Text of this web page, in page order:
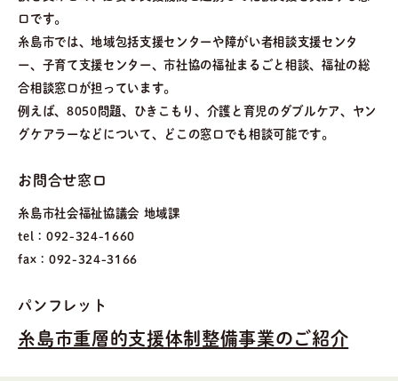
口です。
糸島市では、地域包括支援センターや障がい者相談支援センタ
ー、子育て支援センター、市社協の福祉まるごと相談、福祉の総
合相談窓口が担っています。
例えば、8050問題、ひきこもり、介護と育児のダブルケア、ヤン
グケアラーなどについて、どこの窓口でも相談可能です。
お問合せ窓口
糸島市社会福祉協議会 地域課
tel：092-324-1660
fax：092-324-3166
パンフレット
糸島市重層的支援体制整備事業のご紹介